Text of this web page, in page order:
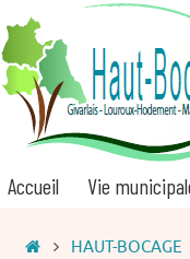
Accueil Vie
Accueil
HAUT-BOCAGE